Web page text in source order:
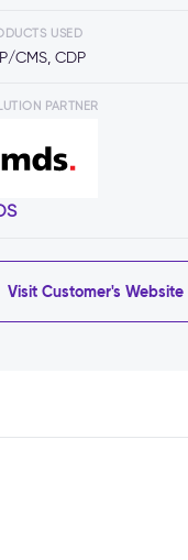
USED
CMS, CDP
PARTNER
Visit Customer's Website